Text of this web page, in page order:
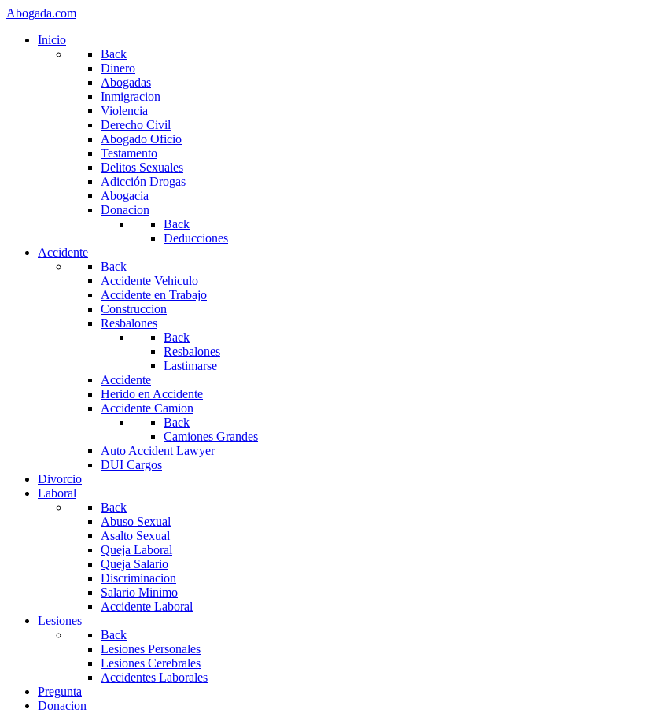
Abogada.com
Inicio
Back
Dinero
Abogadas
Inmigracion
Violencia
Derecho Civil
Abogado Oficio
Testamento
Delitos Sexuales
Adicción Drogas
Abogacia
Donacion
Back
Deducciones
Accidente
Back
Accidente Vehiculo
Accidente en Trabajo
Construccion
Resbalones
Back
Resbalones
Lastimarse
Accidente
Herido en Accidente
Accidente Camion
Back
Camiones Grandes
Auto Accident Lawyer
DUI Cargos
Divorcio
Laboral
Back
Abuso Sexual
Asalto Sexual
Queja Laboral
Queja Salario
Discriminacion
Salario Minimo
Accidente Laboral
Lesiones
Back
Lesiones Personales
Lesiones Cerebrales
Accidentes Laborales
Pregunta
Donacion